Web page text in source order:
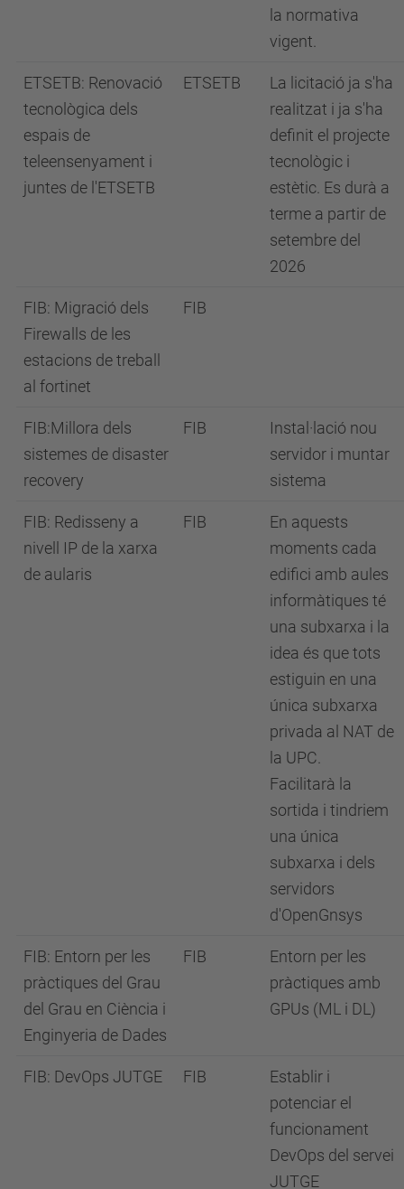
la normativa
vigent.
ETSETB: Renovació
tecnològica dels
espais de
teleensenyament i
juntes de l'ETSETB
ETSETB
La licitació ja s'ha
realitzat i ja s'ha
definit el projecte
tecnològic i
estètic. Es durà a
terme a partir de
setembre del
2026
FIB: Migració dels
Firewalls de les
estacions de treball
al fortinet
FIB
FIB:Millora dels
sistemes de disaster
recovery
FIB
Instal·lació nou
servidor i muntar
sistema
FIB: Redisseny a
nivell IP de la xarxa
de aularis
FIB
En aquests
moments cada
edifici amb aules
informàtiques té
una subxarxa i la
idea és que tots
estiguin en una
única subxarxa
privada al NAT de
la UPC.
Facilitarà la
sortida i tindriem
una única
subxarxa i dels
servidors
d'OpenGnsys
FIB: Entorn per les
pràctiques del Grau
del Grau en Ciència i
Enginyeria de Dades
FIB
Entorn per les
pràctiques amb
GPUs (ML i DL)
FIB: DevOps JUTGE FIB
Establir i
potenciar el
funcionament
DevOps del servei
JUTGE